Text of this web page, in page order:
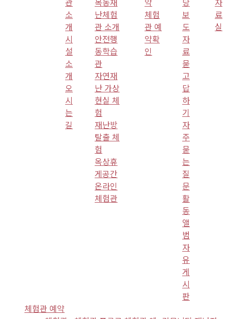
소
개
시
설
소
개
오
시
는
길
난체험
관 소개
안전행
동학습
관
자연재
난 가상
현실 체
험
재난방
탈출 체
험
옥상휴
게공간
온라인
체험관
체험
관 예
약확
인
보
도
자
료
묻
고
답
하
기
자
주
묻
는
질
문
활
동
앨
범
자
유
게
시
판
료
실
체험관 예약